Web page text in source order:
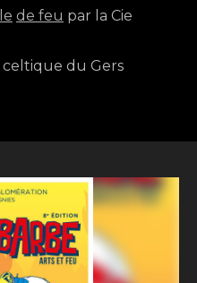
de feu par la Cie
celtique du Gers